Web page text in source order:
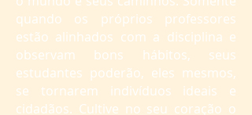
quando os próprios professores
estão alinhados com a disciplina e
observam bons hábitos, seus
estudantes poderão, eles mesmos,
se tornarem indivíduos ideais e
cidadãos. Cultive no seu coração o